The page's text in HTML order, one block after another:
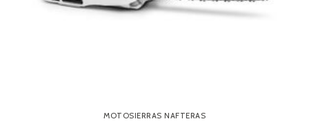
MOTOSIERRAS NAFTERAS